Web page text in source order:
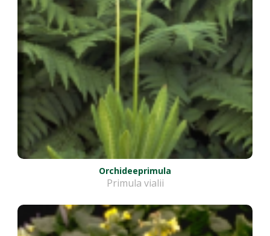
Orchideeprimula
Primula vialii